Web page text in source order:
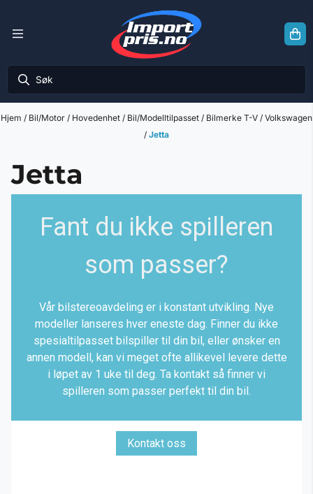
Hjem / Bil/Motor / Hovedenhet / Bil/Modelltilpasset / Bilmerke T-V / Volkswagen
/ Jetta
Jetta
Fant du ikke spilleren
som passer?
Vår bilstereoavdeling er i konstant utvikling. Nye
modeller lanseres hver eneste dag. Finner du ikke
spesialtilpasset bilspiller til din bil, eller ønsker en
annen modell, kan vi meget ofte allikevel levere dette
i løpet av 1 uke til deg. Ta kontakt så finner vi
spilleren som passer perfekt til din bil.
Kontakt oss